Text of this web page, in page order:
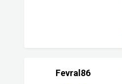
Fevral86